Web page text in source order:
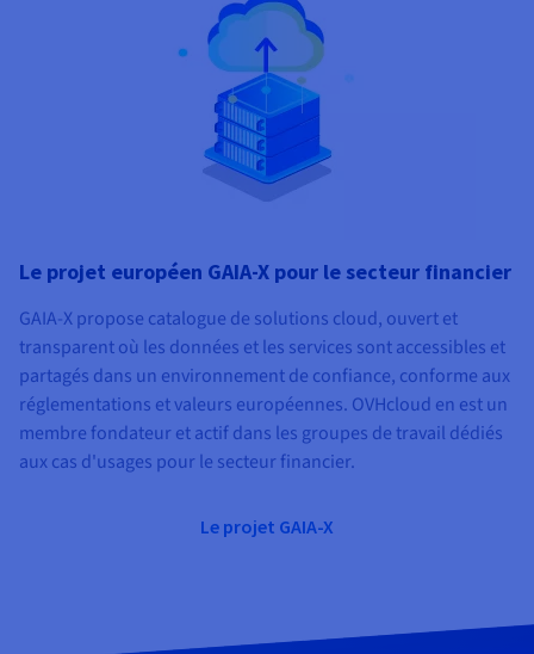
Le projet européen GAIA-X pour le secteur financier
GAIA-X propose catalogue de solutions cloud, ouvert et
transparent où les données et les services sont accessibles et
partagés dans un environnement de confiance, conforme aux
réglementations et valeurs européennes. OVHcloud en est un
membre fondateur et actif dans les groupes de travail dédiés
aux cas d'usages pour le secteur financier.
Le projet GAIA-X